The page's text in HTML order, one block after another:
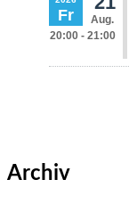
Archiv